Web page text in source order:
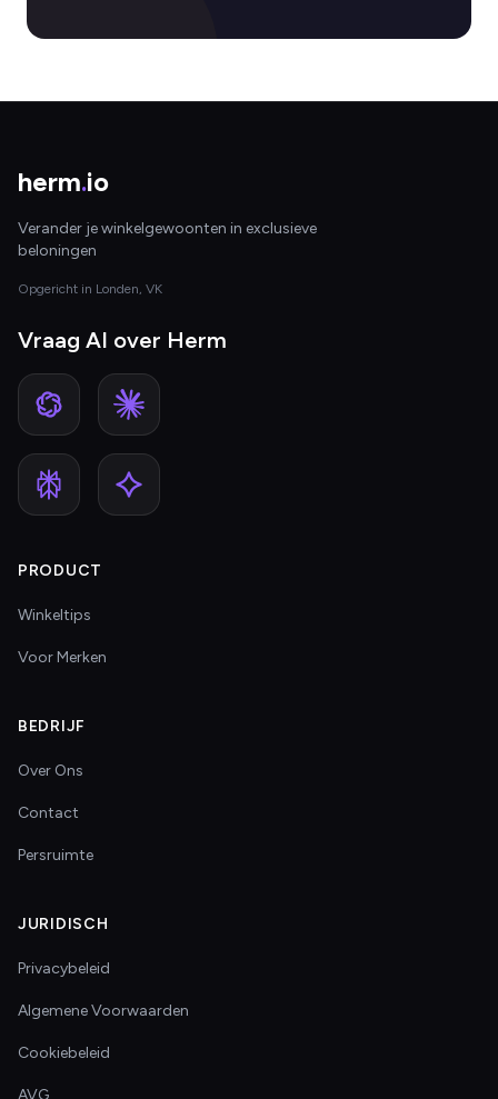
herm.io
Verander je winkelgewoonten in exclusieve
beloningen
Opgericht in Londen, VK
Vraag AI over Herm
PRODUCT
Winkeltips
Voor Merken
BEDRIJF
Over Ons
Contact
Persruimte
JURIDISCH
Privacybeleid
Algemene Voorwaarden
Cookiebeleid
AVG